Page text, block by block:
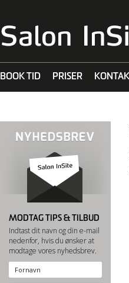
BOOK TID PRISER
MODTAG TIPS & TILBUD
Indtast dit navn og din e-mail
nedenfor, hvis du ønsker at
modtage vores nyhedsbrev.